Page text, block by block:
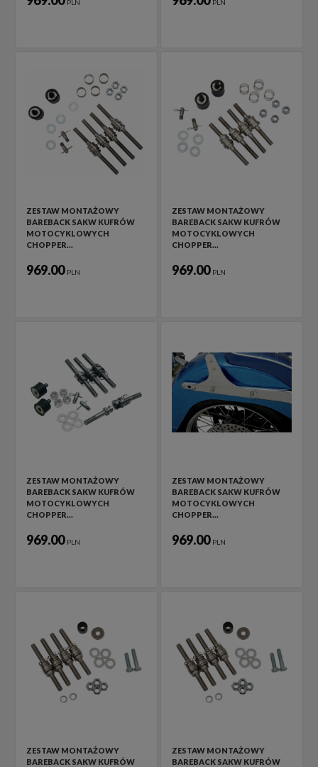
PLN PLN
ZESTAW MONTAŻOWY
BAREBACK SAKW KUFRÓW
MOTOCYKLOWYCH
CHOPPER…
969.00 PLN
ZESTAW MONTAŻOWY
BAREBACK SAKW KUFRÓW
MOTOCYKLOWYCH
CHOPPER…
969.00 PLN
ZESTAW MONTAŻOWY
BAREBACK SAKW KUFRÓW
MOTOCYKLOWYCH
CHOPPER…
969.00 PLN
ZESTAW MONTAŻOWY
BAREBACK SAKW KUFRÓW
MOTOCYKLOWYCH
CHOPPER…
969.00 PLN
ZESTAW MONTAŻOWY
BAREBACK SAKW KUFRÓW
ZESTAW MONTAŻOWY
BAREBACK SAKW KUFRÓW